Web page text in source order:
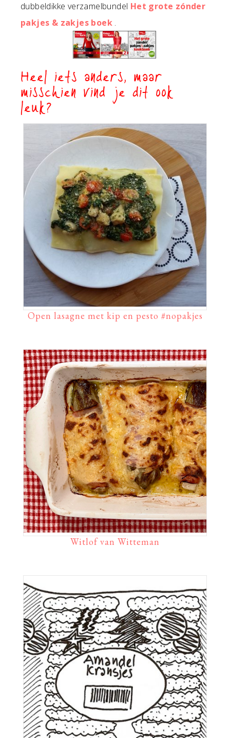
dubbeldikke verzamelbundel Het grote zónder
pakjes & zakjes boek .
Heel iets anders, maar
misschien vind je dit ook
leuk?
Open lasagne met kip en pesto #nopakjes
Witlof van Witteman